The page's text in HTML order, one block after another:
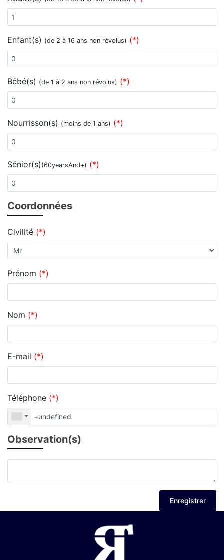
Enfant(s) (de 2 à 16 ans non révolus) (*)
Bébé(s) (de 1 à 2 ans non révolus) (*)
Nourrisson(s) (moins de 1 ans) (*)
Sénior(s) (60yearsAnd+) (*)
Coordonnées
Civilité (*)
Prénom (*)
Nom (*)
E-mail (*)
Téléphone (*)
Observation(s)
Enregistrer